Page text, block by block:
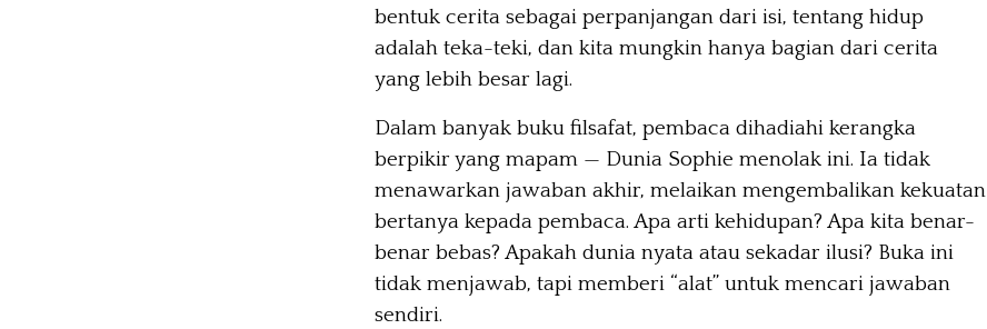
bentuk cerita sebagai perpanjangan dari isi, tentang hidup
adalah teka-teki, dan kita mungkin hanya bagian dari cerita
yang lebih besar lagi.
Dalam banyak buku filsafat, pembaca dihadiahi kerangka
berpikir yang mapam — Dunia Sophie menolak ini. Ia tidak
menawarkan jawaban akhir, melaikan mengembalikan kekuatan
bertanya kepada pembaca. Apa arti kehidupan? Apa kita benar-
benar bebas? Apakah dunia nyata atau sekadar ilusi? Buka ini
tidak menjawab, tapi memberi “alat” untuk mencari jawaban
sendiri.